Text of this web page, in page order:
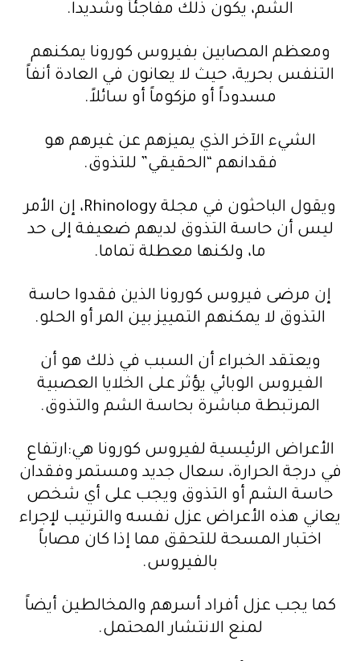
الشم، يكون ذلك مفاجئاً وشديدا.
ومعظم المصابين بفيروس كورونا يمكنهم
التنفس بحرية، حيث لا يعانون في العادة أنفاً
مسدوداً أو مزكوماً أو سائلاً.
الشيء الآخر الذي يميزهم عن غيرهم هو
فقدانهم “الحقيقي” للتذوق.
ويقول الباحثون في مجلة Rhinology، إن الأمر
ليس أن حاسة التذوق لديهم ضعيفة إلى حد
ما، ولكنها معطلة تماما.
إن مرضى فيروس كورونا الذين فقدوا حاسة
التذوق لا يمكنهم التمييز بين المر أو الحلو.
ويعتقد الخبراء أن السبب في ذلك هو أن
الفيروس الوبائي يؤثر على الخلايا العصبية
المرتبطة مباشرة بحاسة الشم والتذوق.
الأعراض الرئيسية لفيروس كورونا هي:ارتفاع
في درجة الحرارة، سعال جديد ومستمر وفقدان
حاسة الشم أو التذوق ويجب على أي شخص
يعاني هذه الأعراض عزل نفسه والترتيب لإجراء
اختبار المسحة للتحقق مما إذا كان مصاباً
بالفيروس.
كما يجب عزل أفراد أسرهم والمخالطين أيضاً
لمنع الانتشار المحتمل.